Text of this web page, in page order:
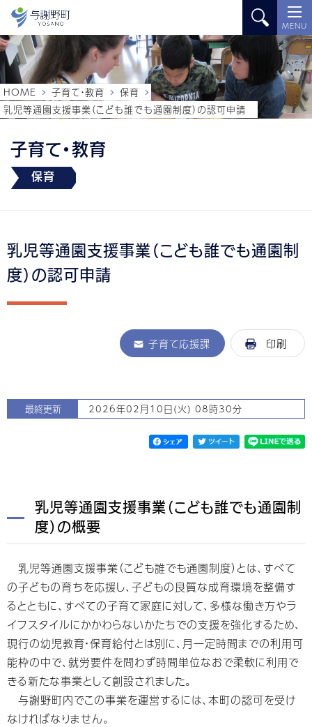
MENU
子育て・教育
保育
HOME 子育て・教育
保育
乳児等通園支援事業（こども誰でも通園制度）の認可申請
乳児等通園支援事業（こども誰でも通園制
度）の認可申請
子育て応援課 印刷
最終更新 2026年02月10日(火) 08時30分
乳児等通園支援事業（こども誰でも通園制
度）の概要
乳児等通園支援事業（こども誰でも通園制度）とは、すべて
の子どもの育ちを応援し、子どもの良質な成育環境を整備す
るとともに、すべての子育て家庭に対して、多様な働き方やラ
イフスタイルにかかわらないかたちでの支援を強化するため、
現行の幼児教育・保育給付とは別に、月一定時間までの利用可
能枠の中で、就労要件を問わず時間単位なおで柔軟に利用で
きる新たな事業として創設されました。
与謝野町内でこの事業を運営するには、本町の認可を受け
なければなりません。